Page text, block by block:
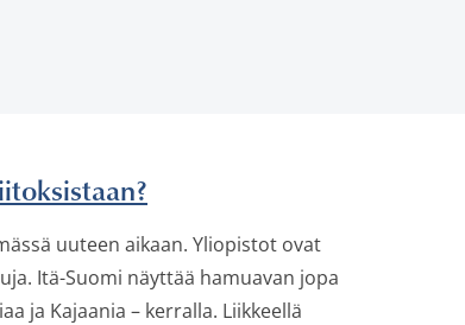
uuteen aikaan. Yliopistot ovat
Itä-Suomi näyttää hamuavan jopa
ja Kajaania – kerralla. Liikkeellä